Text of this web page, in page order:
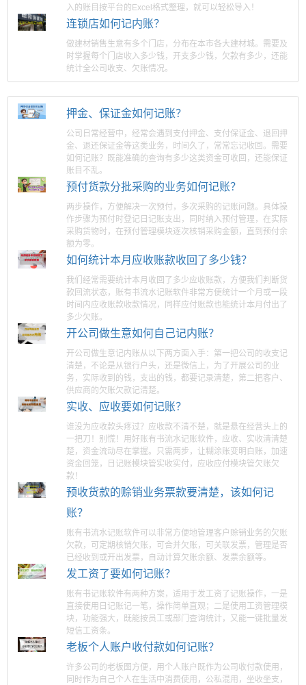
入的账目按平台的Excel格式整理，就可以轻松导入！
连锁店如何记内账？
做建材销售生意有多个门店，分布在本市各大建材城。需要及
时掌握每个门店收入多少钱，开支多少钱，欠款有多少，还能
统计全公司收支、欠账情况。
押金、保证金如何记账？
公司日常经营中，经常会遇到支付押金、支付保证金、退回押
金、退还保证金等这类业务，时间久了，常常忘记收回。需要
如何记账？既能准确的查询有多少这类资金可收回，还能保证
账目不乱。
预付货款分批采购的业务如何记账？
两步操作，方便解决一次预付，多次采购的记账问题。具体操
作步骤为预付时登记日记账支出，同时纳入预付管理，在实际
采购货物时，在预付管理模块逐次核销采购金额，直到预付余
额为零。
如何统计本月应收账款收回了多少钱？
我们经常需要统计本月收回了多少应收账款，方便我们判断货
款回流状态，账有书流水记账软件非常方便统计一个月或一段
时间内应收账款收款情况，同样应付账款也能统计本月付出了
多少欠账。
开公司做生意如何自己记内账？
开公司做生意记内账从以下两方面入手：第一把公司的收支记
清楚，不论是从银行户头，还是微信上，为了开展公司的业
务，实际收到的钱，支出的钱，都要记录清楚，第二把客户、
供应商的欠账欠款记清楚。
实收、应收要如何记账？
谁没为应收款头疼过？应收款不清不楚，就是悬在经营头上的
一把刀！别慌！用好账有书流水记账软件，应收、实收清清楚
楚，资金流动尽在掌握。只需两步，让糊涂账变明白账，加速
资金回笼，日记账模块管实收实付，应收应付模块管欠账欠
款！
预收货款的赊销业务票款要清楚，该如何记
账？
账有书流水记账软件可以非常方便地管理客户赊销业务的欠账
欠款，可定期核销欠账，可合并欠账，可关联发票，管理是否
已经收到或开出发票，自动计算欠账余额、发票余额等。
发工资了要如何记账？
账有书记账软件有两种方案，适用于发工资了记账操作，一是
直接使用日记账记一笔，操作简单直观；二是使用工资管理模
块，功能强大，既能按员工或部门查询统计，又能一键批量发
短信工资条。
老板个人账户收付款如何记账？
许多公司的老板图方便，用个人账户既作为公司收付款使用，
同时作为自己个人在生活中消费使用，公私混用，坐收坐支，